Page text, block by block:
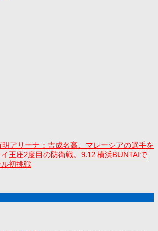
明アリーナ：吉成名高、マレーシアの選手を
王座2度目の防衛戦。9.12 横浜BUNTAIで
初挑戦